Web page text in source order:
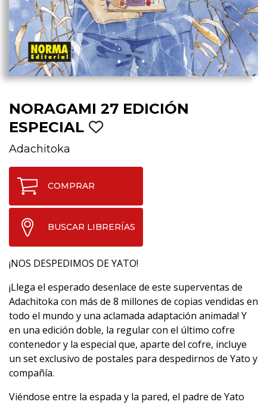
NORAGAMI 27 EDICIÓN
ESPECIAL
Adachitoka
COMPRAR
BUSCAR LIBRERÍAS
¡NOS DESPEDIMOS DE YATO!
¡Llega el esperado desenlace de este superventas de
Adachitoka con más de 8 millones de copias vendidas en
todo el mundo y una aclamada adaptación animada! Y
en una edición doble, la regular con el último cofre
contenedor y la especial que, aparte del cofre, incluye
un set exclusivo de postales para despedirnos de Yato y
compañía.
Viéndose entre la espada y la pared, el padre de Yato